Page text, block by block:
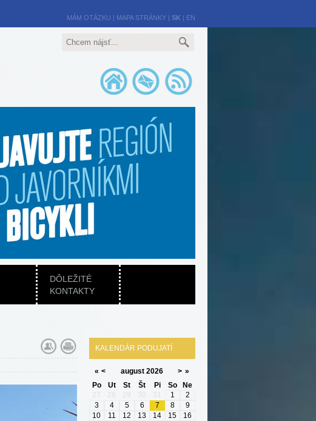
MÁM OTÁZKU | MAPA STRÁNKY| SK | EN
DÔLEŽITÉ
KONTAKTY
KALENDÁR PODUJATÍ
« < august 2026 > »
Po
Ut St Št Pi So
Ne
27
28 29 30 31 1
2
3
4 5 6 7 8
9
10
11 12 13 14 15
16